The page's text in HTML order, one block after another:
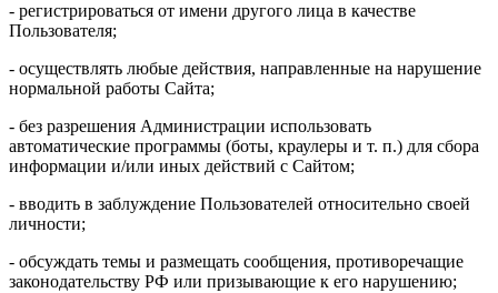
- регистрироваться от имени другого лица в качестве
Пользователя;
- осуществлять любые действия, направленные на нарушение
нормальной работы Сайта;
- без разрешения Администрации использовать
автоматические программы (боты, краулеры и т. п.) для сбора
информации и/или иных действий с Сайтом;
- вводить в заблуждение Пользователей относительно своей
личности;
- обсуждать темы и размещать сообщения, противоречащие
законодательству РФ или призывающие к его нарушению;